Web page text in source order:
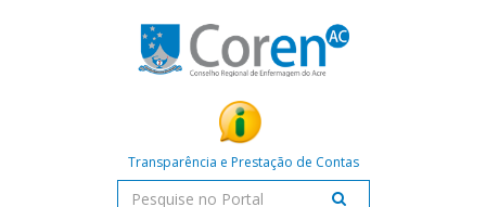
Transparência e Prestação de Contas